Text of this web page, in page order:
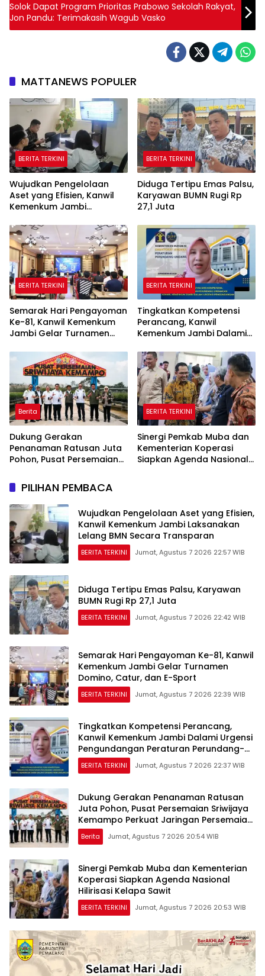
Solok Dapat Program Prioritas Prabowo Sekolah Rakyat,
Jon Pandu: Terimakasih Wagub Vasko
MATTANEWS POPULER
BERITA TERKINI
Wujudkan Pengelolaan
Aset yang Efisien, Kanwil
Kemenkum Jambi
Secara Transparan
BERITA TERKINI
Diduga Tertipu Emas Palsu,
Karyawan BUMN Rugi Rp
27,1 Juta
BERITA TERKINI
Semarak Hari Pengayoman
Ke-81, Kanwil Kemenkum
Jambi Gelar Turnamen
BERITA TERKINI
Tingkatkan Kompetensi
Perancang, Kanwil
Kemenkum Jambi Dalami
Peraturan Perundang-
undangan
Berita
Dukung Gerakan
Penanaman Ratusan Juta
Pohon, Pusat Persemaian
Perkuat Jaringan
Persemaian Nasional*
BERITA TERKINI
Sinergi Pemkab Muba dan
Kementerian Koperasi
Siapkan Agenda Nasional
PILIHAN PEMBACA
Wujudkan Pengelolaan Aset yang Efisien,
Kanwil Kemenkum Jambi Laksanakan
Lelang BMN Secara Transparan
BERITA TERKINI Jumat, Agustus 7 2026 22:57 WIB
Diduga Tertipu Emas Palsu, Karyawan
BUMN Rugi Rp 27,1 Juta
BERITA TERKINI Jumat, Agustus 7 2026 22:42 WIB
Semarak Hari Pengayoman Ke-81, Kanwil
Kemenkum Jambi Gelar Turnamen
Domino, Catur, dan E-Sport
BERITA TERKINI Jumat, Agustus 7 2026 22:39 WIB
Tingkatkan Kompetensi Perancang,
Kanwil Kemenkum Jambi Dalami Urgensi
Pengundangan Peraturan Perundang-
undangan
BERITA TERKINI Jumat, Agustus 7 2026 22:37 WIB
Dukung Gerakan Penanaman Ratusan
Juta Pohon, Pusat Persemaian Sriwijaya
Kemampo Perkuat Jaringan Persemaian
Nasional*
Berita Jumat, Agustus 7 2026 20:54 WIB
Sinergi Pemkab Muba dan Kementerian
Koperasi Siapkan Agenda Nasional
Hilirisasi Kelapa Sawit
BERITA TERKINI Jumat, Agustus 7 2026 20:53 WIB